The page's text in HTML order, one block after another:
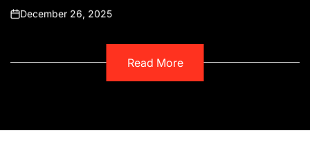
Posted
December 26, 2025
Read More